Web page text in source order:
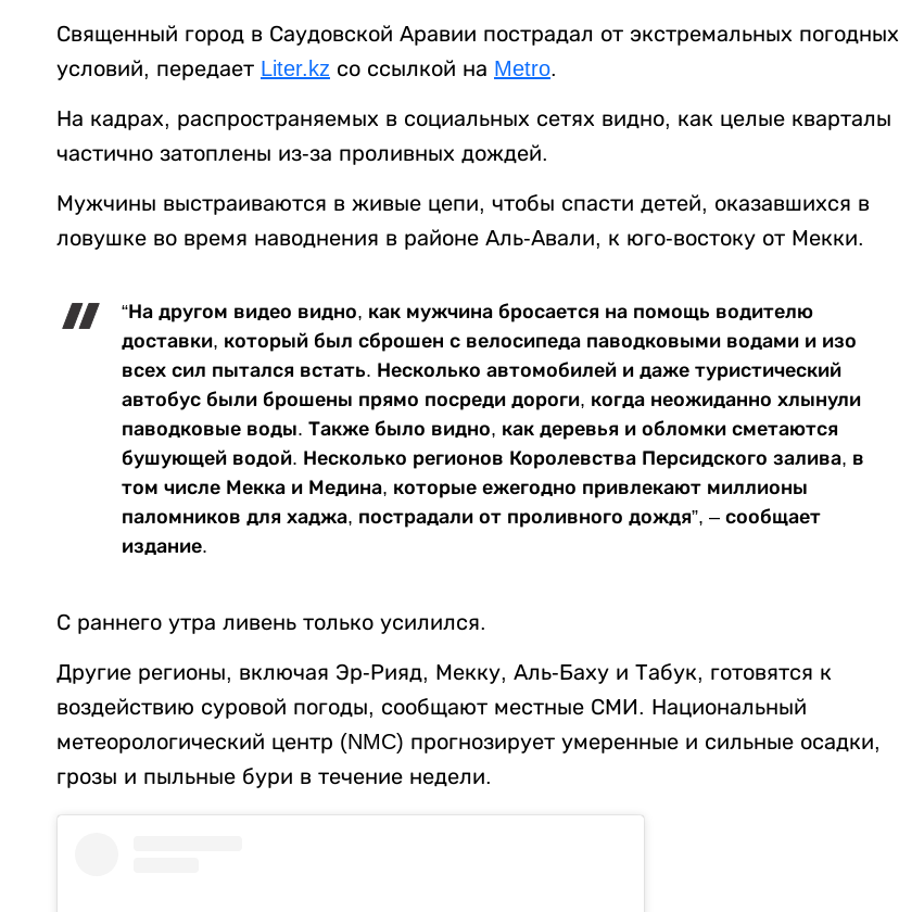
Священный город в Саудовской Аравии пострадал от экстремальных погодных
условий, передает Liter.kz со ссылкой на Metro.
На кадрах, распространяемых в социальных сетях видно, как целые кварталы
частично затоплены из-за проливных дождей.
Мужчины выстраиваются в живые цепи, чтобы спасти детей, оказавшихся в
ловушке во время наводнения в районе Аль-Авали, к юго-востоку от Мекки.
“На другом видео видно, как мужчина бросается на помощь водителю
доставки, который был сброшен с велосипеда паводковыми водами и изо
всех сил пытался встать. Несколько автомобилей и даже туристический
автобус были брошены прямо посреди дороги, когда неожиданно хлынули
паводковые воды. Также было видно, как деревья и обломки сметаются
бушующей водой. Несколько регионов Королевства Персидского залива, в
том числе Мекка и Медина, которые ежегодно привлекают миллионы
паломников для хаджа, пострадали от проливного дождя”, – сообщает
издание.
С раннего утра ливень только усилился.
Другие регионы, включая Эр-Рияд, Мекку, Аль-Баху и Табук, готовятся к
воздействию суровой погоды, сообщают местные СМИ. Национальный
метеорологический центр (NMC) прогнозирует умеренные и сильные осадки,
грозы и пыльные бури в течение недели.